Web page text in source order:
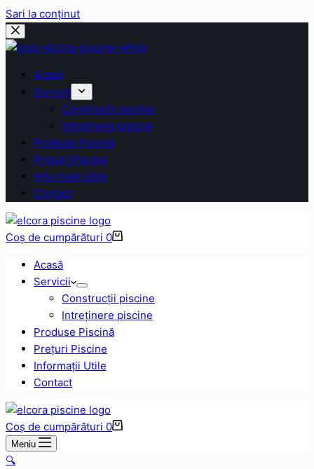
Sari la conținut
Acasă
Servicii
Construcții piscine
Intreținere piscine
Produse Piscină
Prețuri Piscine
Informații Utile
Contact
Coș de cumpărături 0
Acasă
Servicii
Construcții piscine
Intreținere piscine
Produse Piscină
Prețuri Piscine
Informații Utile
Contact
Coș de cumpărături 0
Meniu
🔍